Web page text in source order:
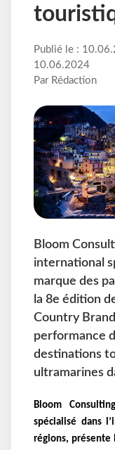
Publié le :
10.06.2024
Par Rédaction
Bloom
international
marque des
la 8e édition
Country
performance
destinations
ultramarines
Bloom
spécialisé dans
régions, présente